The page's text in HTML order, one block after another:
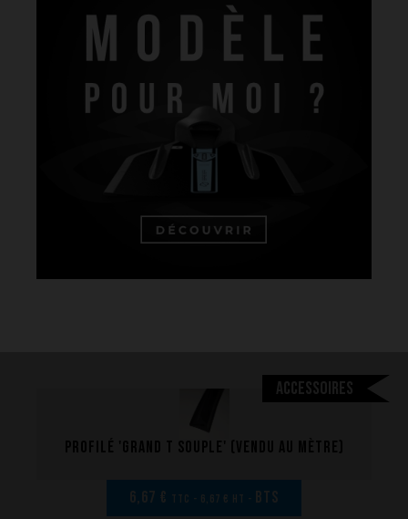
La marque
Ce que nous voulons faire
Une histoire d'innovations - Saison 1 : Genesis
Une histoire d'innovations - Saison 2 : PUSH YOUR LIMITS
Accessoires
Profilé 'Grand T souple' (vendu au mètre)
6,67 € TTC - 6,67 € HT - BTS